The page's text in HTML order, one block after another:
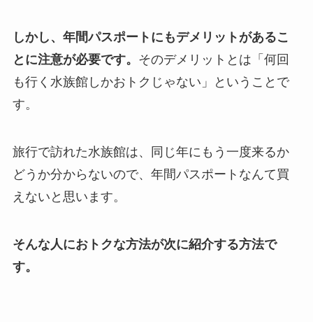
しかし、年間パスポートにもデメリットがあるこ
とに注意が必要です。 そのデメリットとは「何回
も行く水族館しかおトクじゃない」ということで
す。
旅行で訪れた水族館は、同じ年にもう一度来るか
どうか分からないので、年間パスポートなんて買
えないと思います。
そんな人におトクな方法が次に紹介する方法で
す。